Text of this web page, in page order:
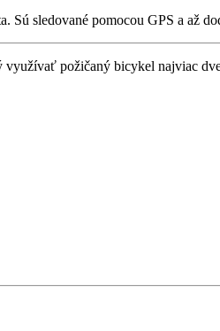
sledované pomocou GPS a až
požičaný bicykel najviac